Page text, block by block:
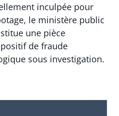
inculpée pour
le ministère public
une pièce
de fraude
sous investigation.